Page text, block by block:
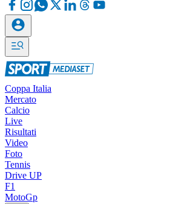
Coppa Italia
Mercato
Calcio
Live
Risultati
Video
Foto
Tennis
Drive UP
F1
MotoGp